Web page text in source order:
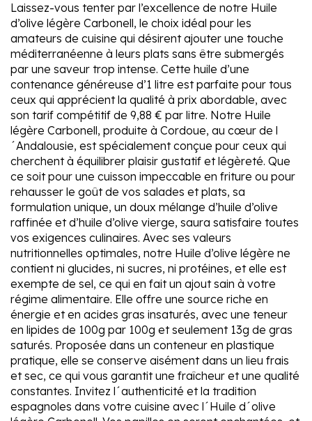
Laissez-vous tenter par l’excellence de notre Huile
d’olive légère Carbonell, le choix idéal pour les
amateurs de cuisine qui désirent ajouter une touche
méditerranéenne à leurs plats sans être submergés
par une saveur trop intense. Cette huile d’une
contenance généreuse d’1 litre est parfaite pour tous
ceux qui apprécient la qualité à prix abordable, avec
son tarif compétitif de 9,88 € par litre. Notre Huile
légère Carbonell, produite à Cordoue, au cœur de l
´Andalousie, est spécialement conçue pour ceux qui
cherchent à équilibrer plaisir gustatif et légèreté. Que
ce soit pour une cuisson impeccable en friture ou pour
rehausser le goût de vos salades et plats, sa
formulation unique, un doux mélange d’huile d’olive
raffinée et d’huile d’olive vierge, saura satisfaire toutes
vos exigences culinaires. Avec ses valeurs
nutritionnelles optimales, notre Huile d’olive légère ne
contient ni glucides, ni sucres, ni protéines, et elle est
exempte de sel, ce qui en fait un ajout sain à votre
régime alimentaire. Elle offre une source riche en
énergie et en acides gras insaturés, avec une teneur
en lipides de 100g par 100g et seulement 13g de gras
saturés. Proposée dans un conteneur en plastique
pratique, elle se conserve aisément dans un lieu frais
et sec, ce qui vous garantit une fraîcheur et une qualité
constantes. Invitez l´authenticité et la tradition
espagnoles dans votre cuisine avec l´Huile d´olive